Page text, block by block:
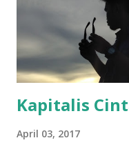
telah ditonton lebih
diprediksi akan terus
masyarakat. Film sore
tentang kisah sore d...
Kapitalis
April 03, 2017